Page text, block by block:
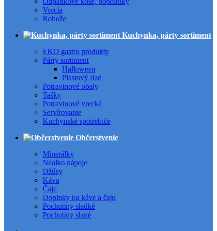
Vrecia
Rohože
Kuchynka, párty sortiment
EKO gastro produkty
Párty sortiment
Halloween
Plastový riad
Potravinové obaly
Tašky
Potravinové vrecká
Servírovanie
Kuchynské spotrebiče
Občerstvenie
Minerálky
Nealko nápoje
Džúsy
Káva
Čaje
Doplnky ku káve a čaju
Pochutiny sladké
Pochutiny slané